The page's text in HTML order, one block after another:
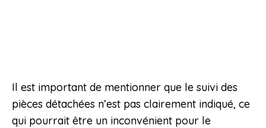
Il est important de mentionner que le suivi des
pièces détachées n’est pas clairement indiqué, ce
qui pourrait être un inconvénient pour le